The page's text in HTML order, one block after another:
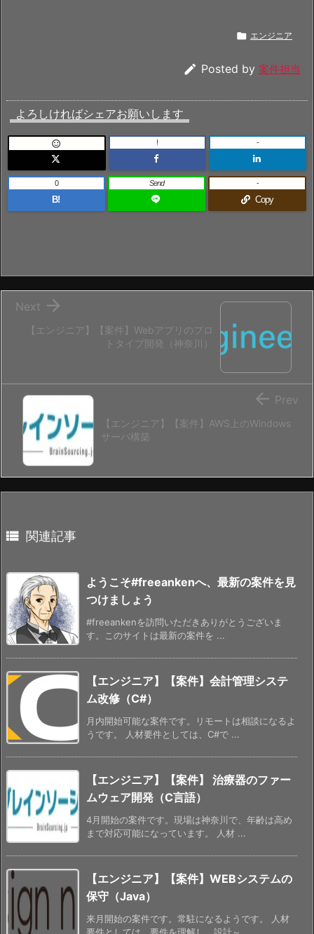
 エンジニア
 Posted by 案件担当
よろしければシェアお願いします
 ! -
B!
0 Send
Copy
-
【エンジニア】【案件】Webアプリのプロ
トタイプ開発（神奈川）

Next
【エンジニア】【案件】AWS上のWindows
サーバ構築
 Prev
 関連記事
ようこそ#freeankenへ、最新の案件を見
つけましょう
#freeankenを訪問いただきありがとうございま
す。このサイトは最新の案件を ...
【エンジニア】【案件】会計管理システ
ム改修（C#）
月内開始可能な案件です。リモートは相談になるよ
うです。 人材要件としては、C#で ...
【エンジニア】【案件】 治療器のファー
ムウェア開発（C言語）
4月開始の案件です。現場は神奈川で、年齢は高め
まで対応可能になっています。 人材 ...
【エンジニア】【案件】WEBシステムの
保守（Java）
来月開始の案件です。常駐になるようです。 人材